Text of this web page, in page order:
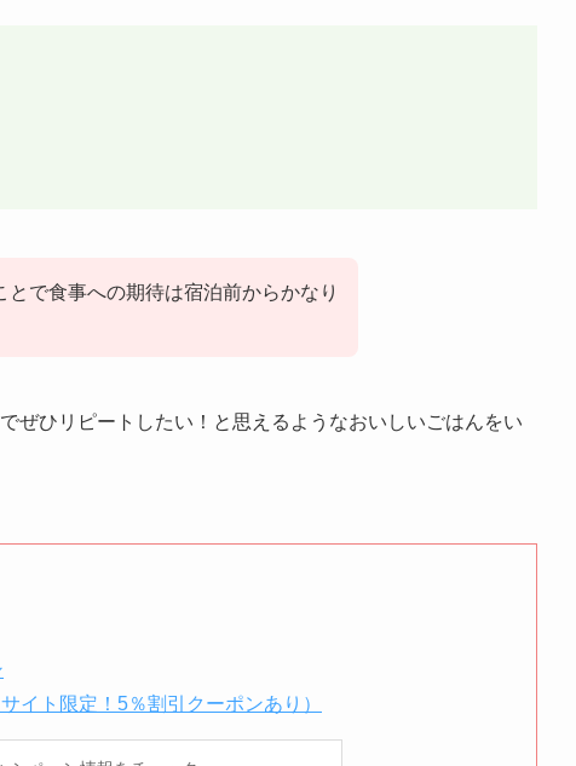
で食事への期待は宿泊前からかなり
ぜひリピートしたい！と思えるようなおいしいごはんをい
イト限定！5％割引クーポンあり）